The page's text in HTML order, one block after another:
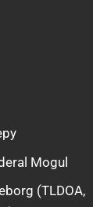
Mogul
(TLDOA,